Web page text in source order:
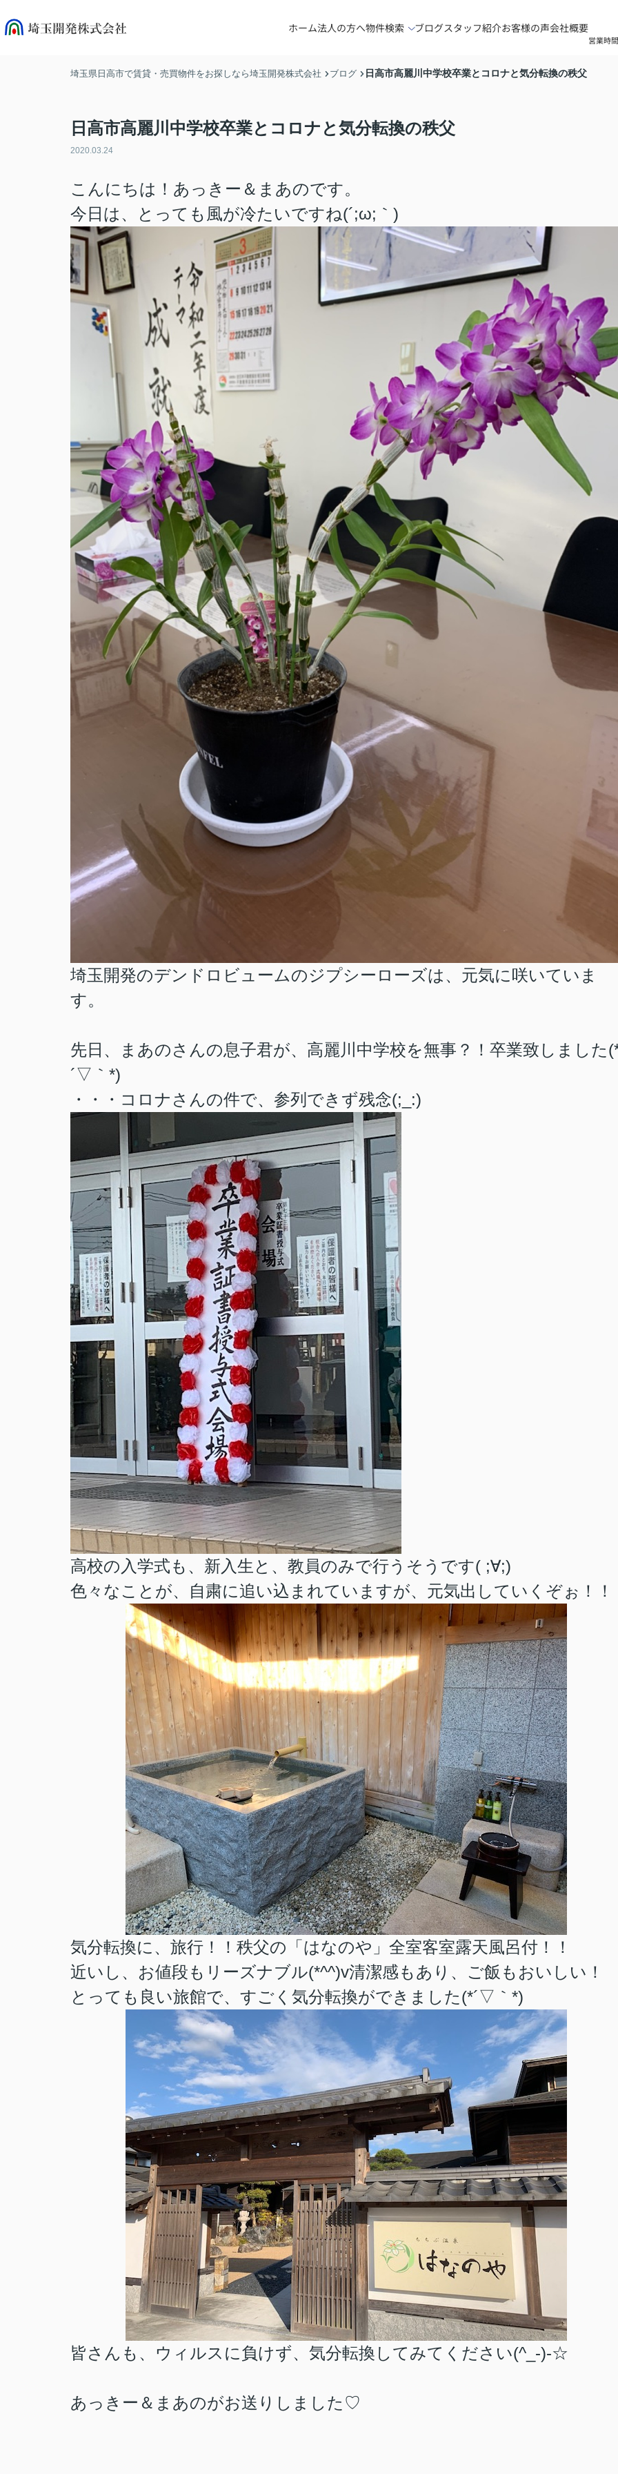
ホーム法人の方へ物件検索 ブログスタッフ紹介お客様の声会社概要
営業時
埼玉県日高市で賃貸・売買物件をお探しなら埼玉開発株式会社 ブログ 日高市高麗川中学校卒業とコロナと気分転換の秩父
日高市高麗川中学校卒業とコロナと気分転換の秩父
2020.03.24
こんにちは！あっきー＆まあのです。
今日は、とっても風が冷たいですね(´;ω;｀)
埼玉開発のデンドロビュームのジプシーローズは、元気に咲いていま
す。
先日、まあのさんの息子君が、高麗川中学校を無事？！卒業致しました
´▽｀*)
・・・コロナさんの件で、参列できず残念(;_:)
高校の入学式も、新入生と、教員のみで行うそうです( ;∀;)
色々なことが、自粛に追い込まれていますが、元気出していくぞぉ！！
気分転換に、旅行！！秩父の「はなのや」全室客室露天風呂付！！
近いし、お値段もリーズナブル(*^^)v清潔感もあり、ご飯もおいしい！
とっても良い旅館で、すごく気分転換ができました(*´▽｀*)
皆さんも、ウィルスに負けず、気分転換してみてください(^_-)-☆
あっきー＆まあのがお送りしました♡